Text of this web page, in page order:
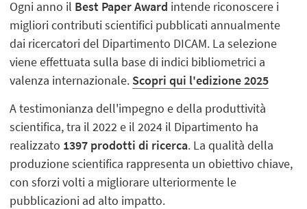
Ogni anno il Best Paper Award intende riconoscere i
migliori contributi scientifici pubblicati annualmente
dai ricercatori del Dipartimento DICAM. La selezione
viene effettuata sulla base di indici bibliometrici a
valenza internazionale. Scopri qui l'edizione 2025
A testimonianza dell'impegno e della produttività
scientifica, tra il 2022 e il 2024 il Dipartimento ha
realizzato 1397 prodotti di ricerca. La qualità della
produzione scientifica rappresenta un obiettivo chiave,
con sforzi volti a migliorare ulteriormente le
pubblicazioni ad alto impatto.